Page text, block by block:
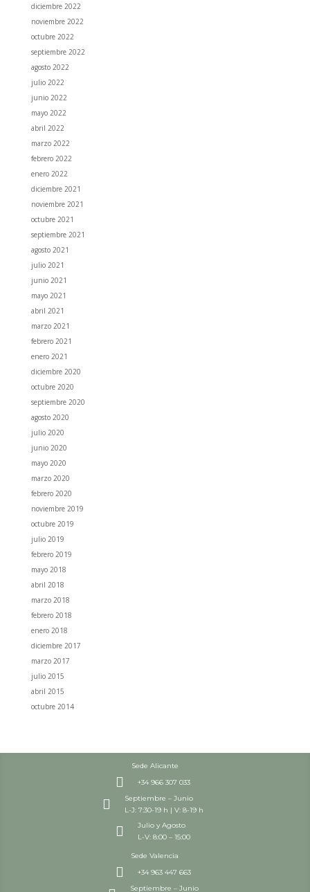
diciembre 2022
noviembre 2022
octubre 2022
septiembre 2022
agosto 2022
julio 2022
junio 2022
mayo 2022
abril 2022
marzo 2022
febrero 2022
enero 2022
diciembre 2021
noviembre 2021
octubre 2021
septiembre 2021
agosto 2021
julio 2021
junio 2021
mayo 2021
abril 2021
marzo 2021
febrero 2021
enero 2021
diciembre 2020
octubre 2020
septiembre 2020
agosto 2020
julio 2020
junio 2020
mayo 2020
marzo 2020
febrero 2020
noviembre 2019
octubre 2019
julio 2019
febrero 2019
mayo 2018
abril 2018
marzo 2018
febrero 2018
enero 2018
diciembre 2017
marzo 2017
julio 2015
abril 2015
octubre 2014
Sede Alicante
 +34 966 307 033

Septiembre – Junio
L-J: 7:30-19 h | V: 8-19 h

Julio y Agosto
L-V: 8:00 – 15:00
Sede Valencia
 +34 963 447 663
Septiembre – Junio